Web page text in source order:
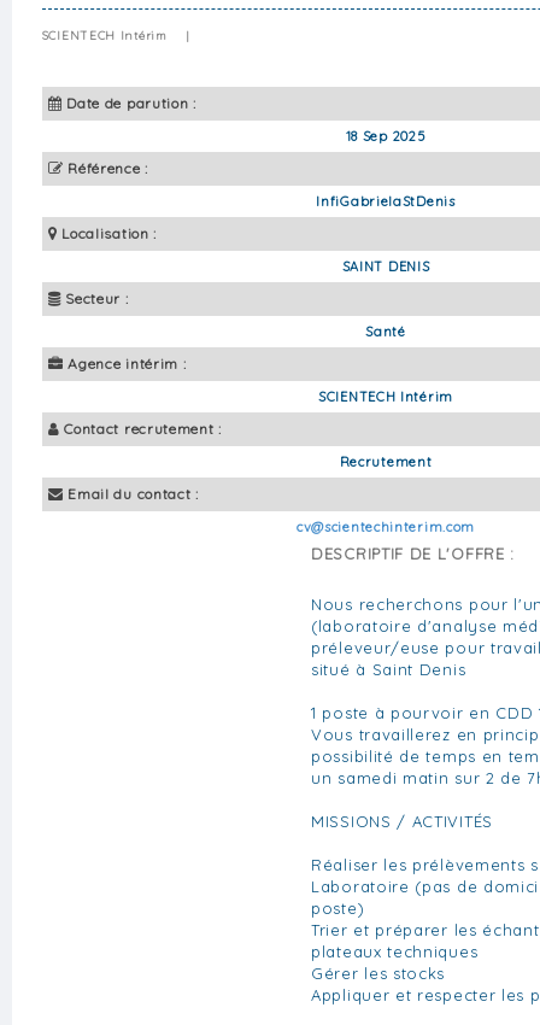
SCIENTECH Intérim |
Date de parution :
18 Sep 2025
Référence :
InfiGabrielaStDenis
Localisation :
SAINT DENIS
Secteur :
Santé
Agence intérim :
SCIENTECH Intérim
Contact recrutement :
Recrutement
Email du contact :
cv@scientechinterim.com
DESCRIPTIF DE L'OFFRE :
Nous recherchons pour
(laboratoire d'analyse
préleveur/euse pour
situé à Saint Denis
1 poste à pourvoir en CDD
Vous travaillerez en
possibilité de temps en
un samedi matin sur 2 de
MISSIONS / ACTIVITÉS
Réaliser les prélèvements
Laboratoire (pas de
poste)
Trier et préparer les
plateaux techniques
Gérer les stocks
Appliquer et respecter les